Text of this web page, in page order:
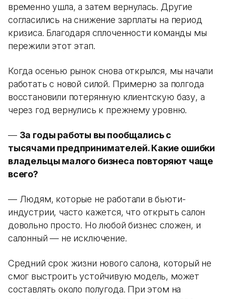
временно ушла, а затем вернулась. Другие
согласились на снижение зарплаты на период
кризиса. Благодаря сплоченности команды мы
пережили этот этап.
Когда осенью рынок снова открылся, мы начали
работать с новой силой. Примерно за полгода
восстановили потерянную клиентскую базу, а
через год вернулись к прежнему уровню.
— За годы работы вы пообщались с
тысячами предпринимателей. Какие ошибки
владельцы малого бизнеса повторяют чаще
всего?
— Людям, которые не работали в бьюти-
индустрии, часто кажется, что открыть салон
довольно просто. Но любой бизнес сложен, и
салонный — не исключение.
Средний срок жизни нового салона, который не
смог выстроить устойчивую модель, может
составлять около полугода. При этом на